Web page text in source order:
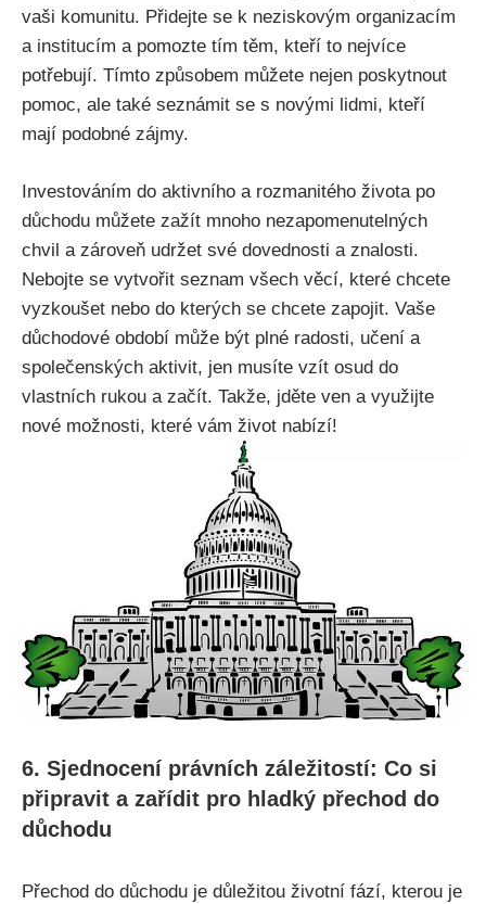
vaši komunitu. Přidejte se k neziskovým organizacím
a institucím a pomozte tím těm, kteří to nejvíce
potřebují. Tímto způsobem můžete nejen poskytnout
pomoc, ale také seznámit se s novými lidmi, kteří
mají podobné zájmy.
Investováním do aktivního a rozmanitého života po
důchodu můžete zažít mnoho nezapomenutelných
chvil a zároveň udržet své dovednosti a znalosti.
Nebojte se vytvořit seznam všech věcí, které chcete
vyzkoušet nebo do kterých se chcete zapojit. Vaše
důchodové období může být plné radosti, učení a
společenských aktivit, jen musíte vzít osud do
vlastních rukou a začít. Takže, jděte ven a využijte
nové možnosti, které vám život nabízí!
6. Sjednocení právních záležitostí: Co si
připravit a zařídit pro hladký přechod do
důchodu
Přechod do důchodu je důležitou životní fází, kterou je